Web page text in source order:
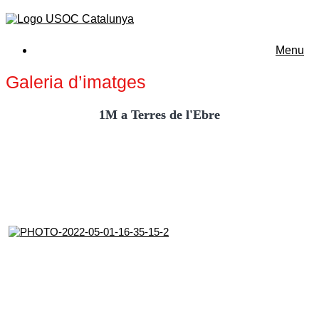
Menu
Galeria d’imatges
1M a Terres de l'Ebre